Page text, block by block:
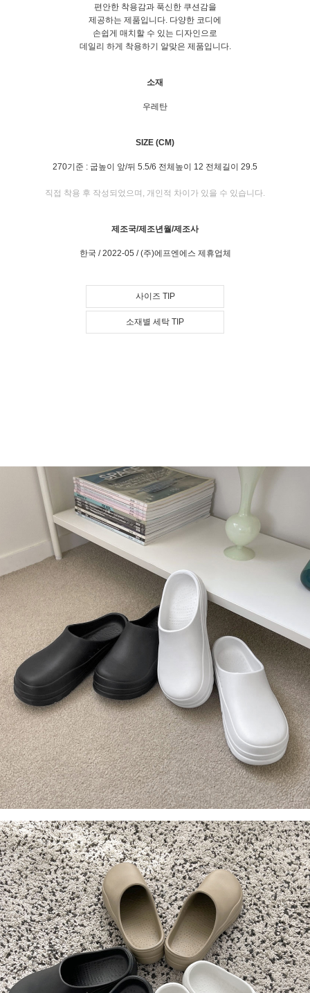
편안한 착용감과 푹신한 쿠션감을
제공하는 제품입니다. 다양한 코디에
손쉽게 매치할 수 있는 디자인으로
데일리 하게 착용하기 알맞은 제품입니다.
소재
우레탄
SIZE (CM)
270기준 : 굽높이 앞/뒤 5.5/6 전체높이 12 전체길이 29.5
직접 착용 후 작성되었으며, 개인적 차이가 있을 수 있습니다.
제조국/제조년월/제조사
한국 / 2022-05 / (주)에프엔에스 제휴업체
사이즈 TIP
소재별 세탁 TIP